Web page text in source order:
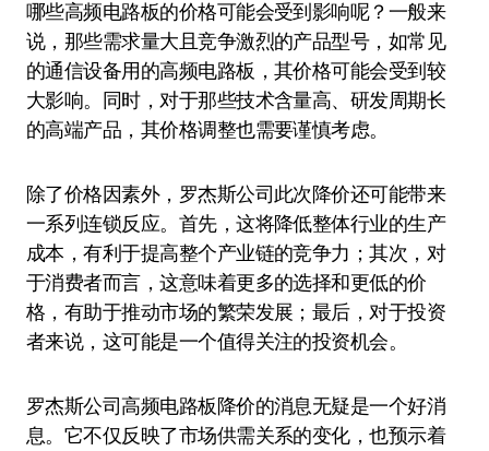
哪些高频电路板的价格可能会受到影响呢？一般来
说，那些需求量大且竞争激烈的产品型号，如常见
的通信设备用的高频电路板，其价格可能会受到较
大影响。同时，对于那些技术含量高、研发周期长
的高端产品，其价格调整也需要谨慎考虑。
除了价格因素外，罗杰斯公司此次降价还可能带来
一系列连锁反应。首先，这将降低整体行业的生产
成本，有利于提高整个产业链的竞争力；其次，对
于消费者而言，这意味着更多的选择和更低的价
格，有助于推动市场的繁荣发展；最后，对于投资
者来说，这可能是一个值得关注的投资机会。
罗杰斯公司高频电路板降价的消息无疑是一个好消
息。它不仅反映了市场供需关系的变化，也预示着